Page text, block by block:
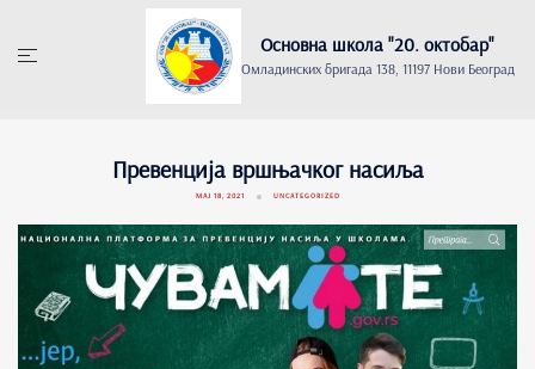
content
Основна школа "20. oктобар"
Омладинских бригада 138, 11197 Нови Београд
Превенција вршњачког насиља
МАЈ 18, 2021 UNCATEGORIZED